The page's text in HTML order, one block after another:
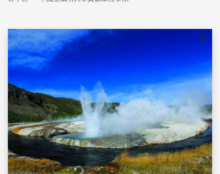
台灣政府訂下在2025年前，建置200 MWe裝置容量的地熱
法突破地熱資源發展的窘境，才能順利地使台灣電力結構成
功轉型，提高再生能源發電占比。
儲存